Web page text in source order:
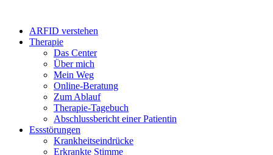
springenARFID verstehen
Therapie
Das Center
Über mich
Mein Weg
Online-Beratung
Zum Ablauf
Therapie-Tagebuch
Abschlussbericht einer Patientin
Essstörungen
Krankheitseindrücke
Erkrankte Stimme